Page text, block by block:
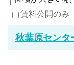
賃料公開のみ
秋葉原センタ